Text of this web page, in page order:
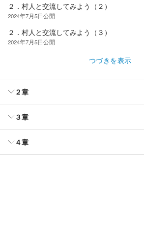
２．村人と交流してみよう（２）
2024年7月5日公開
２．村人と交流してみよう（３）
2024年7月5日公開
つづきを表示
２章
３章
４章